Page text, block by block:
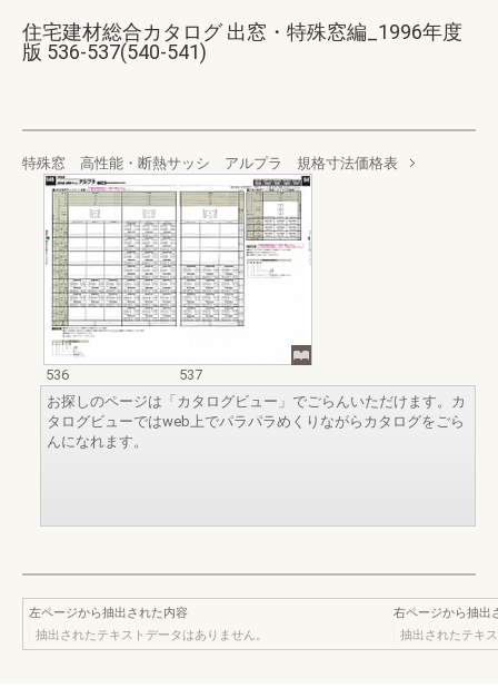
住宅建材総合カタログ 出窓・特殊窓編_1996年度
版 536-537(540-541)
特殊窓 高性能・断熱サッシ アルプラ 規格寸法価格表
536
537
お探しのページは「カタログビュー」でごらんいただけます。カ
タログビューではweb上でパラパラめくりながらカタログをごら
んになれます。
左ページから抽出された内容
抽出されたテキストデータはありません。
右ページから抽出
抽出されたテキ